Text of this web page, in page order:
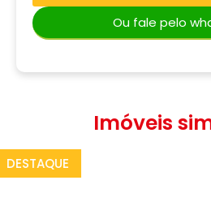
Ou fale pelo
Imóveis